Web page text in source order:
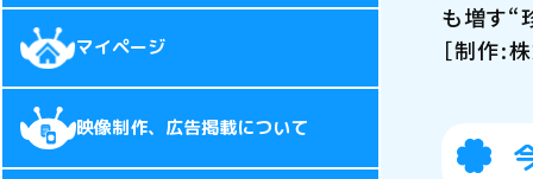
マイページ
映像制作、広告掲載について
も増す“
［制作: